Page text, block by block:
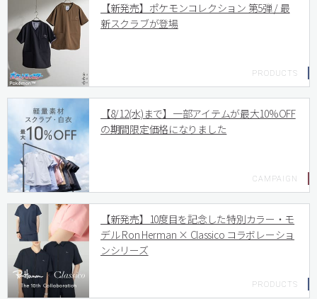
【新発売】ポケモンコレクション 第5弾 / 最
新スクラブが登場
【8/12(水)まで】一部アイテムが最大10%OFF
の期間限定価格になりました
【新発売】10度目を記念した特別カラー・モ
デル Ron Herman × Classico コラボレーショ
ンシリーズ